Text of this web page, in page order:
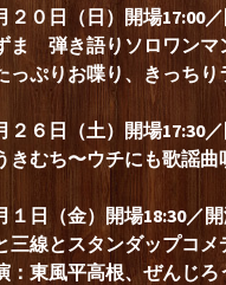
２０日（日）開場17:00
ま 弾き語りソロワンマ
っぷりお喋り、きっちり
２６ 日（土）開場17:30
きむち〜ウチにも歌謡
１ 日（金）開場18:30／
三線とスタンダップコメ
：東風平高根、ぜんじろ